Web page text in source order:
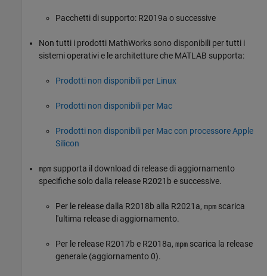
Pacchetti di supporto: R2019a o successive
Non tutti i prodotti MathWorks sono disponibili per tutti i
sistemi operativi e le architetture che MATLAB supporta:
Prodotti non disponibili per Linux
Prodotti non disponibili per Mac
Prodotti non disponibili per Mac con processore Apple
Silicon
mpm supporta il download di release di aggiornamento
specifiche solo dalla release R2021b e successive.
Per le release dalla R2018b alla R2021a, mpm scarica
l'ultima release di aggiornamento.
Per le release R2017b e R2018a, mpm scarica la release
generale (aggiornamento 0).